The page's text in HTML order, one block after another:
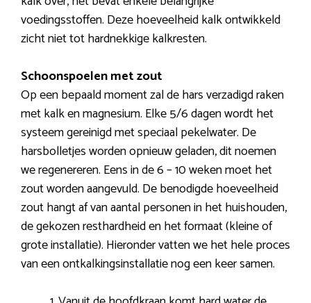
voedingsstoffen. Deze hoeveelheid kalk ontwikkeld
zicht niet tot hardnekkige kalkresten.
Schoonspoelen met zout
Op een bepaald moment zal de hars verzadigd raken
met kalk en magnesium. Elke 5/6 dagen wordt het
systeem gereinigd met speciaal pekelwater. De
harsbolletjes worden opnieuw geladen, dit noemen
we regenereren. Eens in de 6 – 10 weken moet het
zout worden aangevuld. De benodigde hoeveelheid
zout hangt af van aantal personen in het huishouden,
de gekozen resthardheid en het formaat (kleine of
grote installatie). Hieronder vatten we het hele proces
van een ontkalkingsinstallatie nog een keer samen.